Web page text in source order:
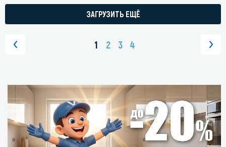
ЗАГРУЗИТЬ ЕЩЁ
1 2 3 4